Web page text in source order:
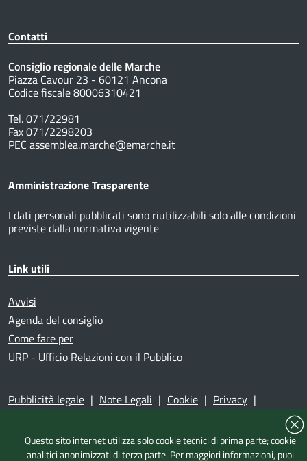
Contatti
Consiglio regionale delle Marche
Piazza Cavour 23 - 60121 Ancona
Codice fiscale 80006310421
Tel. 071/22981
Fax 071/2298203
PEC assemblea.marche@emarche.it
Amministrazione Trasparente
I dati personali pubblicati sono riutilizzabili solo alle condizioni
previste dalla normativa vigente
Link utili
Avvisi
Agenda del consiglio
Come fare per
URP - Ufficio Relazioni con il Pubblico
Pubblicità legale | Note Legali | Cookie | Privacy |
Questo sito internet utilizza solo cookie tecnici di prima parte; cookie
analitici anonimizzati di terza parte. Per maggiori informazioni, puoi